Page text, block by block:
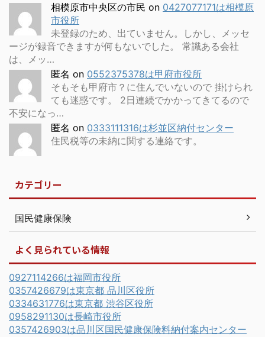
相模原市中央区の市民 on 0427077171は相模原
市役所
未登録のため、出ていません。しかし、メッセ
ージが録音できますが何もないでした。 常識ある会社
は、メッ…
匿名 on 0552375378は甲府市役所
そもそも甲府市？に住んでいないので 掛けられ
ても迷惑です。 2日連続でかかってきてるので
不安になっ…
匿名 on 0333111316は杉並区納付センター
住民税等の未納に関する連絡です。
カテゴリー
国民健康保険
よく見られている情報
0927114266は福岡市役所
0357426679は東京都 品川区役所
0334631776は東京都 渋谷区役所
0958291130は長崎市役所
0357426903は品川区国民健康保険料納付案内センター